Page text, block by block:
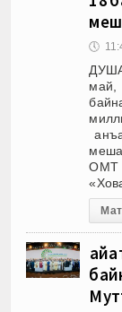
🕔
май,
ОМТ